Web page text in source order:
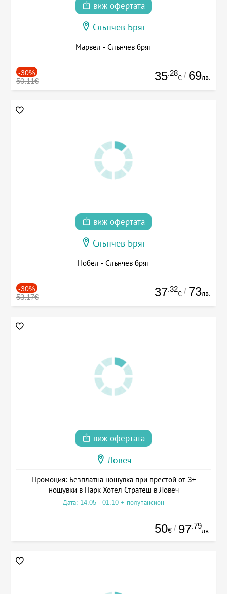
виж офертата
Слънчев Бряг
Марвел - Слънчев бряг
-30%
50.11€ 35.28
€ / 69лв.
виж офертата
Слънчев Бряг
Нобел - Слънчев бряг
-30%
53.17€ 37.32
€ / 73лв.
виж офертата
Ловеч
Промоция: Безплатна нощувка при престой от 3+
нощувки в Парк Хотел Стратеш в Ловеч
Дата: 14.05 - 01.10 + полупансион
50€ / 97.79
лв.